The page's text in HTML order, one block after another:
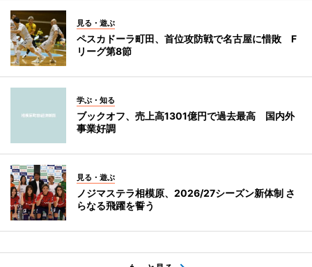
見る・遊ぶ
ペスカドーラ町田、首位攻防戦で名古屋に惜敗 F
リーグ第8節
学ぶ・知る
ブックオフ、売上高1301億円で過去最高 国内外
事業好調
見る・遊ぶ
ノジマステラ相模原、2026/27シーズン新体制 さ
らなる飛躍を誓う